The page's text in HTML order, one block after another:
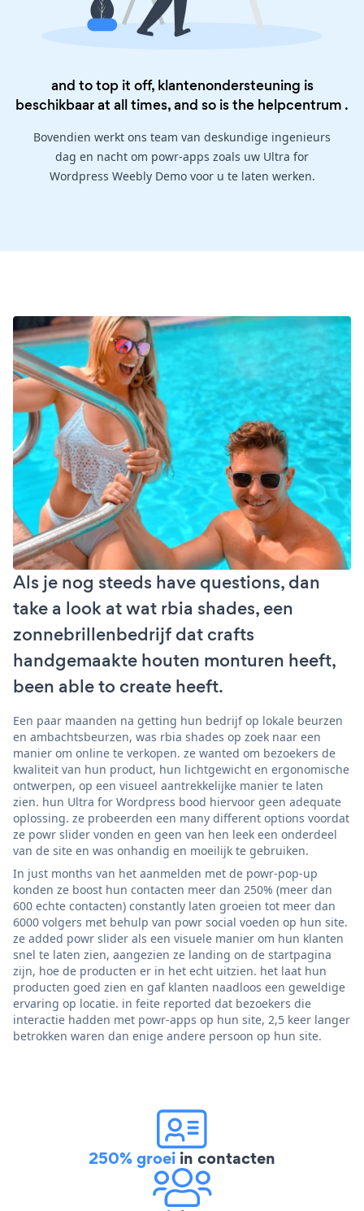
and to top it off, klantenondersteuning is
beschikbaar at all times, and so is the helpcentrum .
Bovendien werkt ons team van deskundige ingenieurs
dag en nacht om powr-apps zoals uw Ultra for
Wordpress Weebly Demo voor u te laten werken.
Als je nog steeds have questions, dan
take a look at wat rbia shades, een
zonnebrillenbedrijf dat crafts
handgemaakte houten monturen heeft,
been able to create heeft.
Een paar maanden na getting hun bedrijf op lokale beurzen
en ambachtsbeurzen, was rbia shades op zoek naar een
manier om online te verkopen. ze wanted om bezoekers de
kwaliteit van hun product, hun lichtgewicht en ergonomische
ontwerpen, op een visueel aantrekkelijke manier te laten
zien. hun Ultra for Wordpress bood hiervoor geen adequate
oplossing. ze probeerden een many different options voordat
ze powr slider vonden en geen van hen leek een onderdeel
van de site en was onhandig en moeilijk te gebruiken.
In just months van het aanmelden met de powr-pop-up
konden ze boost hun contacten meer dan 250% (meer dan
600 echte contacten) constantly laten groeien tot meer dan
6000 volgers met behulp van powr social voeden op hun site.
ze added powr slider als een visuele manier om hun klanten
snel te laten zien, aangezien ze landing on de startpagina
zijn, hoe de producten er in het echt uitzien. het laat hun
producten goed zien en gaf klanten naadloos een geweldige
ervaring op locatie. in feite reported dat bezoekers die
interactie hadden met powr-apps op hun site, 2,5 keer langer
betrokken waren dan enige andere persoon op hun site.
250% groei in contacten